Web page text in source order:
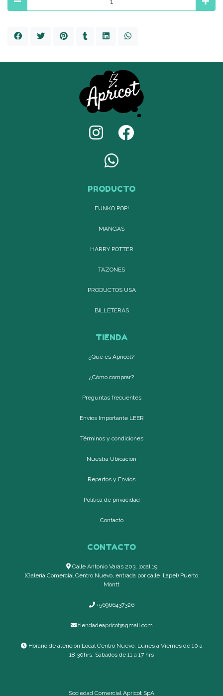
PRODUCTO
FUNKO POP!
MANGAS
HARRY POTTER
TAZONES
PRODUCTOS USA
BILLETERAS
TIENDA
¿Qué es Apricot?
¿Cómo comprar?
Preguntas frecuentes
Envíos Importante LEER
Términos y condiciones
Nuestra Ubicación
Repartos y Envíos
Política de privacidad
Contacto
CONTACTO
Calle Antonio Varas 203, local 19
(Galería Comercial Centro Nuevo, entrada por calle Illapel) Puerto
Montt
+56966437326
tiendadeapricot@gmail.com
Horario de atención Local Centro Nuevo: Lunes a Viernes de 10 a
18:30hrs, Sábados de 11 a 17 hrs
Sociedad Comercial Apricot SpA